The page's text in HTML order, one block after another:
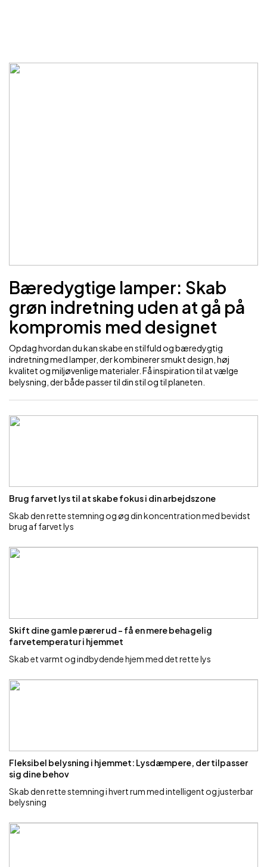
Bæredygtige lamper: Skab
grøn indretning uden at gå på
kompromis med designet
Opdag hvordan du kan skabe en stilfuld og bæredygtig
indretning med lamper, der kombinerer smukt design, høj
kvalitet og miljøvenlige materialer. Få inspiration til at vælge
belysning, der både passer til din stil og til planeten.
Brug farvet lys til at skabe fokus i din arbejdszone
Skab den rette stemning og øg din koncentration med bevidst
brug af farvet lys
Skift dine gamle pærer ud – få en mere behagelig
farvetemperatur i hjemmet
Skab et varmt og indbydende hjem med det rette lys
Fleksibel belysning i hjemmet: Lysdæmpere, der tilpasser
sig dine behov
Skab den rette stemning i hvert rum med intelligent og justerbar
belysning